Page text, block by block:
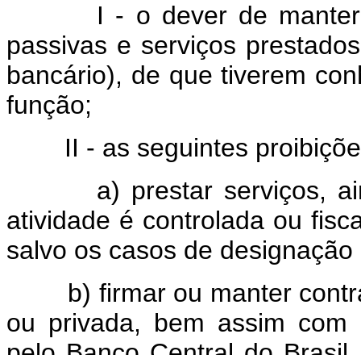
I - o dever de manter
passivas e serviços
bancário), de que tiverem
função;
II - as seguintes
a) prestar serviços,
atividade é controlada ou
salvo os casos de
b) firmar ou manter
ou privada, bem assim com